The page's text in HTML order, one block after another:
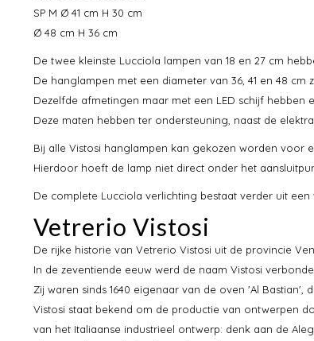
SP M Ø 41 cm H 30 cm
Ø 48 cm H 36 cm
De twee kleinste Lucciola lampen van 18 en 27 cm
De hanglampen met een diameter van 36, 41 en 48
Dezelfde afmetingen maar met een LED schijf hebben
Deze maten hebben ter ondersteuning, naast de
Bij alle Vistosi hanglampen kan gekozen worden voor
Hierdoor hoeft de lamp niet direct onder het
De complete Lucciola verlichting bestaat verder uit
Vetrerio Vistosi
De rijke historie van Vetrerio Vistosi uit de provincie
In de zeventiende eeuw werd de naam Vistosi
Zij waren sinds 1640 eigenaar van de oven 'Al
Vistosi staat bekend om de productie van ontwerpen
van het Italiaanse industrieel ontwerp: denk aan de